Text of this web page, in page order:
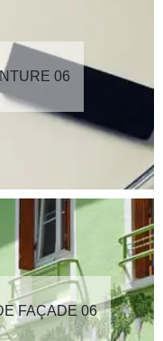
06
FAÇADE 06